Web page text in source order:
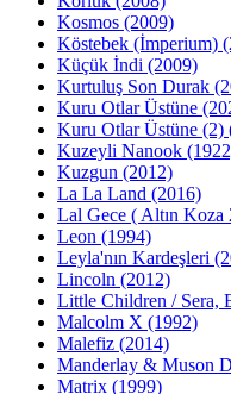
Kosmos (2009)
Köstebek (İmperium)
Küçük İndi (2009)
Kurtuluş Son Durak
Kuru Otlar Üstüne
Kuru Otlar Üstüne (2)
Kuzeyli Nanook
Kuzgun (2012)
La La Land (2016)
Lal Gece ( Altın Koza
Leon (1994)
Leyla'nın Kardeşleri
Lincoln (2012)
Little Children / Sera,
Malcolm X (1992)
Malefiz (2014)
Manderlay & Muson
Matrix (1999)